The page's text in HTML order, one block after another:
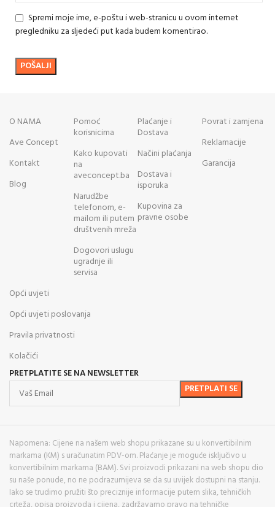
Spremi moje ime, e-poštu i web-stranicu u ovom internet
pregledniku za sljedeći put kada budem komentirao.
O NAMA
Ave Concept
Kontakt
Blog
Pomoć
korisnicima
Kako kupovati
na
aveconcept.ba
Narudžbe
telefonom, e-
mailom ili putem
društvenih mreža
Dogovori uslugu
ugradnje ili
servisa
Plaćanje i
Dostava
Načini plaćanja
Dostava i
isporuka
Kupovina za
pravne osobe
Povrat i zamjena
Reklamacije
Garancija
Opći uvjeti
Opći uvjeti poslovanja
Pravila privatnosti
Kolačići
PRETPLATITE SE NA NEWSLETTER
Napomena: Cijene na našem web shopu prikazane su u konvertibilnim
markama (KM) s uračunatim PDV-om. Plaćanje je moguće isključivo u
konvertibilnim markama (BAM). Svi proizvodi prikazani na web shopu dio
su naše ponude, no ne podrazumijeva se da su uvijek dostupni na stanju.
Iako se trudimo pružiti što preciznije informacije putem slika, tehničkih